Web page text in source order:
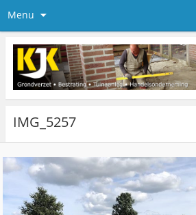
Menu
IMG_5257